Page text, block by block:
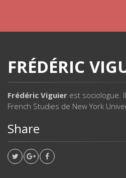
FRÉDÉRIC
Frédéric Viguier est sociologue.
French Studies de New York
Share